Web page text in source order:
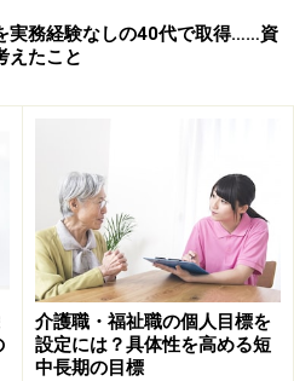
ビスとは
実務経験なしの40代で取得……資
えたこと
介護職・福祉職の個人目標を
設定には？具体性を高める短
中長期の目標